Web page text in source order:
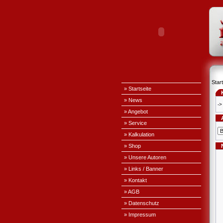
» Startseite
» News
» Angebot
» Service
» Kalkulation
» Shop
» Unsere Autoren
» Links / Banner
» Kontakt
» AGB
» Datenschutz
» Impressum
->